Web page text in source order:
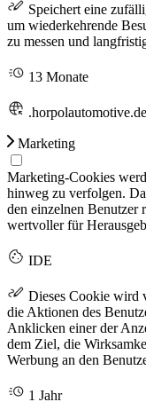
Speichert eine
um wiederkehrende
zu messen und
13 Monate
.horpolautomotive.de
Marketing
Marketing-Cookies
hinweg zu verfolgen.
den einzelnen Benutzer
wertvoller für
IDE
Dieses Cookie wird
die Aktionen des
Anklicken einer der
dem Ziel, die
Werbung an den
1 Jahr